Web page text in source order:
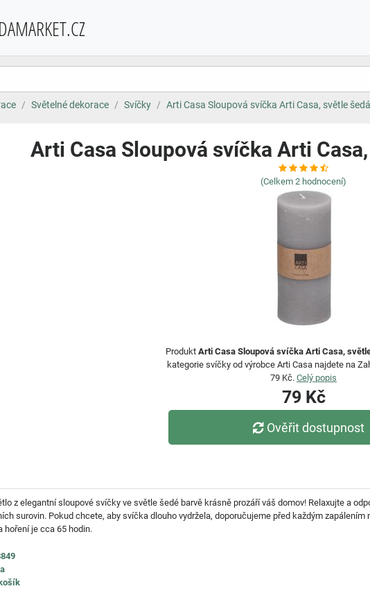
Světelné dekorace Svíčky Arti Casa Sloupová svíčka Arti Casa, světle
Arti Casa Sloupová svíčka Arti
(Celkem 2 hodnocení)
Produkt Arti Casa Sloupová svíčka Arti Casa,
kategorie svíčky od výrobce Arti Casa najdete na
79 Kč. Celý popis
79 Kč
Ověřit dostupnost
z elegantní sloupové svíčky ve světle šedé barvě krásně prozáří váš domov! Relaxujte a
surovin. Pokud chcete, aby svíčka dlouho vydržela, doporučujeme před každým
hoření je cca 65 hodin.